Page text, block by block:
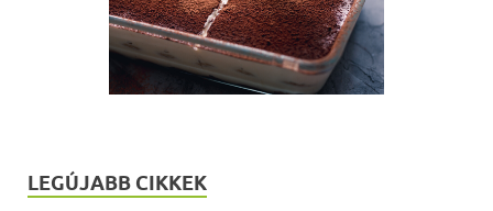
LEGÚJABB CIKKEK